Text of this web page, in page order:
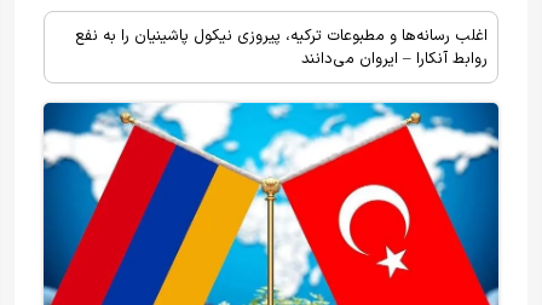
اغلب رسانه‌ها و مطبوعات ترکیه، پیروزی نیکول پاشینیان را به نفع
روابط آنکارا – ایروان می‌دانند